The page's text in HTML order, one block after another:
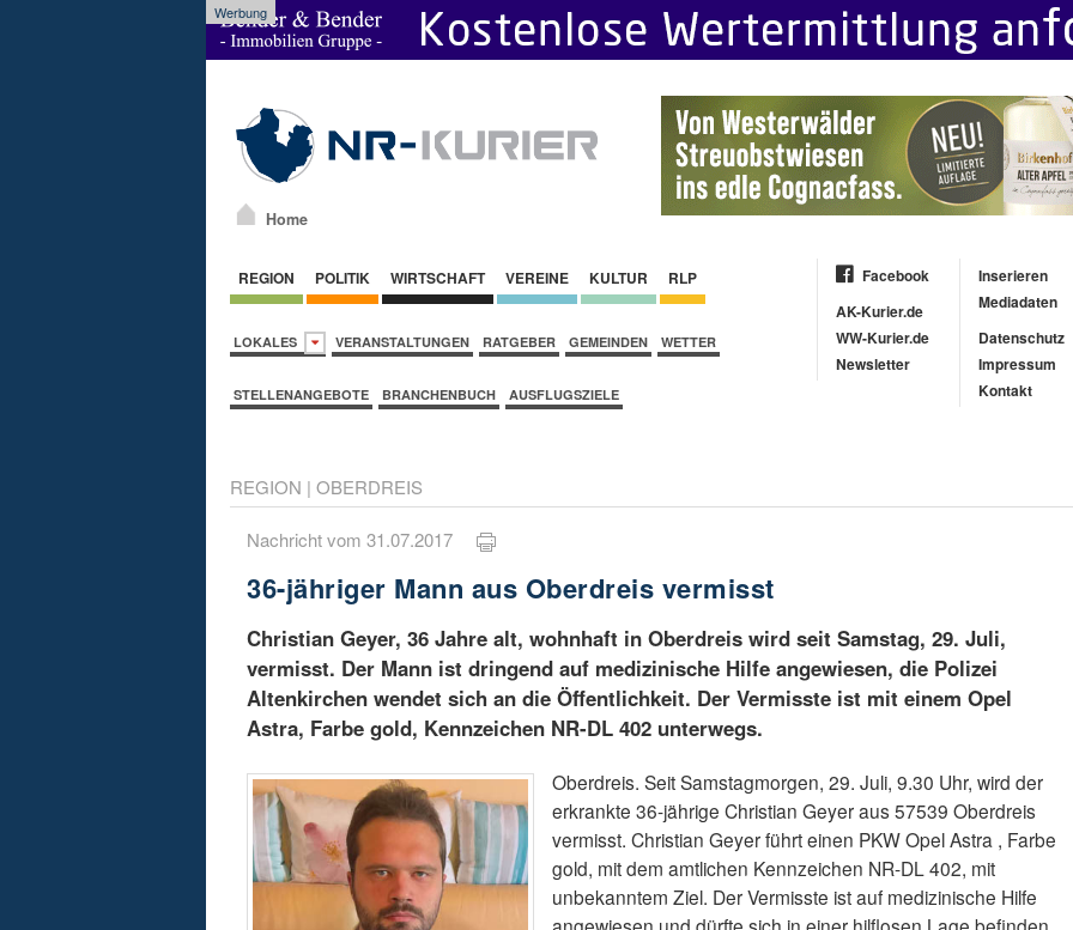
Werbung
Home
REGION POLITIK WIRTSCHAFT VEREINE KULTUR RLP
LOKALES VERANSTALTUNGEN RATGEBER GEMEINDEN WETTER
STELLENANGEBOTE BRANCHENBUCH AUSFLUGSZIELE
Facebook
AK-Kurier.de
WW-Kurier.de
Newsletter
Inserieren
Mediadaten
Datenschutz
Impressum
Kontakt
REGION | OBERDREIS
Nachricht vom 31.07.2017
36-jähriger Mann aus Oberdreis vermisst
Christian Geyer, 36 Jahre alt, wohnhaft in Oberdreis wird seit Samstag, 29. Juli,
vermisst. Der Mann ist dringend auf medizinische Hilfe angewiesen, die Polizei
Altenkirchen wendet sich an die Öffentlichkeit. Der Vermisste ist mit einem Opel
Astra, Farbe gold, Kennzeichen NR-DL 402 unterwegs.
Oberdreis. Seit Samstagmorgen, 29. Juli, 9.30 Uhr, wird der
erkrankte 36-jährige Christian Geyer aus 57539 Oberdreis
vermisst. Christian Geyer führt einen PKW Opel Astra , Farbe
gold, mit dem amtlichen Kennzeichen NR-DL 402, mit
unbekanntem Ziel. Der Vermisste ist auf medizinische Hilfe